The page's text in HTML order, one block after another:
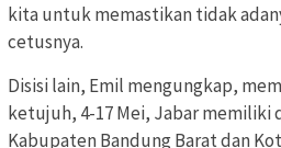
kita untuk memastikan tidak
cetusnya.
Disisi lain, Emil mengungkap,
ketujuh, 4-17 Mei, Jabar memiliki
Kabupaten Bandung Barat dan